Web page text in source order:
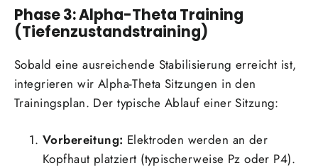
Phase 3: Alpha-Theta Training
(Tiefenzustandstraining)
Sobald eine ausreichende Stabilisierung erreicht ist,
integrieren wir Alpha-Theta Sitzungen in den
Trainingsplan. Der typische Ablauf einer Sitzung:
Vorbereitung: Elektroden werden an der
Kopfhaut platziert (typischerweise Pz oder P4).